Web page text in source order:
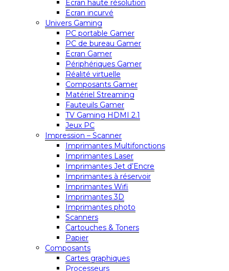
Ecran haute résolution
Ecran incurvé
Univers Gaming
PC portable Gamer
PC de bureau Gamer
Ecran Gamer
Périphériques Gamer
Réalité virtuelle
Composants Gamer
Matériel Streaming
Fauteuils Gamer
TV Gaming HDMI 2.1
Jeux PC
Impression – Scanner
Imprimantes Multifonctions
Imprimantes Laser
Imprimantes Jet d’Encre
Imprimantes à réservoir
Imprimantes Wifi
Imprimantes 3D
Imprimantes photo
Scanners
Cartouches & Toners
Papier
Composants
Cartes graphiques
Processeurs